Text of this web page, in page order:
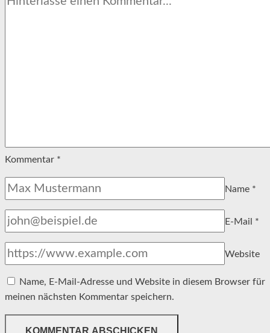
Kommentar *
Name *
E-Mail *
Website
Name, E-Mail-Adresse und Website in diesem Browser für
meinen nächsten Kommentar speichern.